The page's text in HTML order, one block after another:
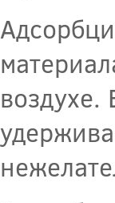
воздухе.